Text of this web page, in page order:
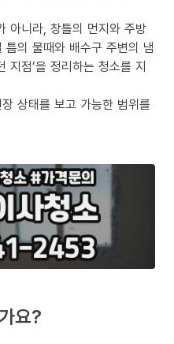
아니라, 창틀의 먼지와 주방
의 물때와 배수구 주변의 냄
지점’을 정리하는 청소를 지
상태를 보고 가능한 범위를
요?